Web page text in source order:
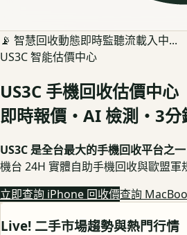
📡 智慧回收動態即時監聽流載入中...
US3C 智能估價中心
US3C 手機回收估價中心
即時報價・AI 檢測・3分
US3C 是全台最大的手機回收平台之一
機台 24H 實體自助手機回收與歐盟
立即查詢 iPhone 回收價查詢
Live! 二手市場趨勢與熱門行情